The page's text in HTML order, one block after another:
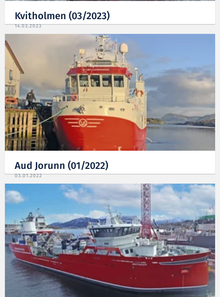
Kvitholmen (03/2023)
14.03.2023
Aud Jorunn (01/2022)
03.01.2022